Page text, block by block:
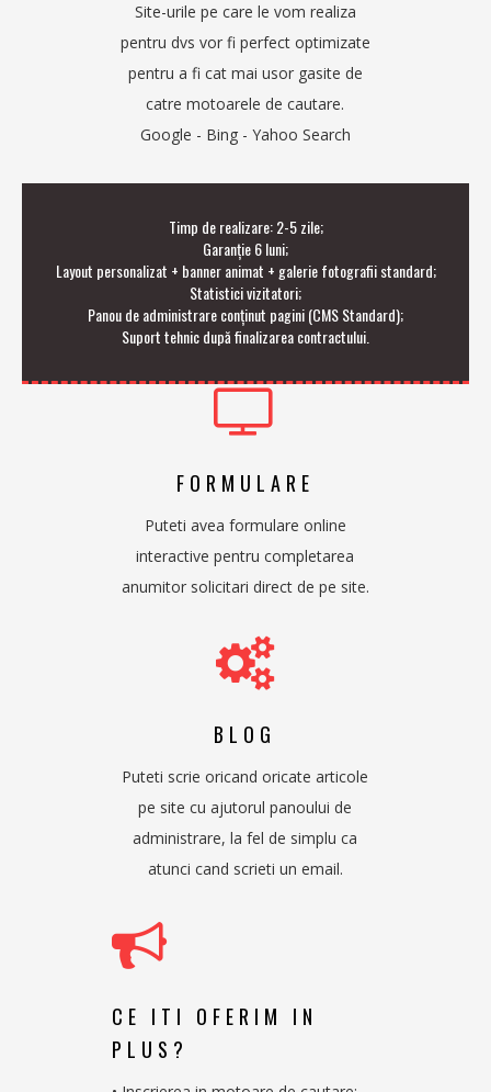
Site-urile pe care le vom realiza
pentru dvs vor fi perfect optimizate
pentru a fi cat mai usor gasite de
catre motoarele de cautare.
Google - Bing - Yahoo Search
Timp de realizare: 2-5 zile;
Garanție 6 luni;
Layout personalizat + banner animat + galerie fotografii standard;
Statistici vizitatori;
Panou de administrare conținut pagini (CMS Standard);
Suport tehnic după finalizarea contractului.
FORMULARE
Puteti avea formulare online
interactive pentru completarea
anumitor solicitari direct de pe site.
BLOG
Puteti scrie oricand oricate articole
pe site cu ajutorul panoului de
administrare, la fel de simplu ca
atunci cand scrieti un email.
CE ITI OFERIM IN
PLUS?